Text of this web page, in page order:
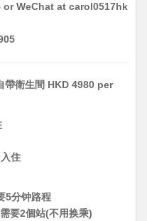
or WeChat at carol0517hk
帶衛生間 HKD 4980 per
住
5分钟路程
要2個站(不用换乘)